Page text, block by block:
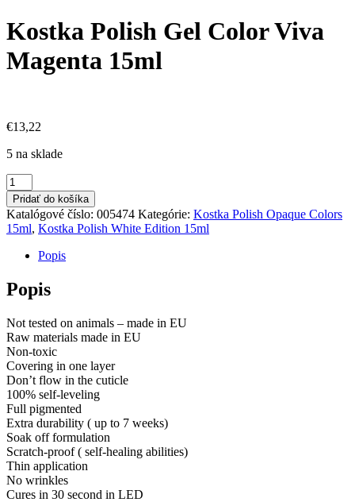
Kostka Polish Gel Color Viva
Magenta 15ml
€13,22
5 na sklade
množstvo
Kostka
Polish
Gel
Color
Viva
Magenta
15ml
Pridať do košíka
Katalógové číslo: 005474 Kategórie: Kostka Polish Opaque Colors
15ml, Kostka Polish White Edition 15ml
Popis
Popis
Not tested on animals – made in EU
Raw materials made in EU
Non-toxic
Covering in one layer
Don’t flow in the cuticle
100% self-leveling
Full pigmented
Extra durability ( up to 7 weeks)
Soak off formulation
Scratch-proof ( self-healing abilities)
Thin application
No wrinkles
Cures in 30 second in LED